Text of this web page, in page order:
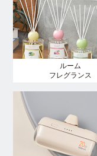
ルーム
フレグランス